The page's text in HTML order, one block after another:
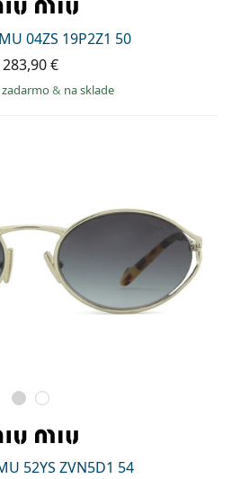
04ZS 19P2Z1 50
283,90 €
& na sklade
52YS ZVN5D1 54